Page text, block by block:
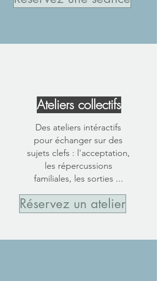
Ateliers collectifs
Des ateliers intéractifs
pour échanger sur des
sujets clefs : l'acceptation,
les répercussions
familiales, les sorties ...
Réservez un atelier